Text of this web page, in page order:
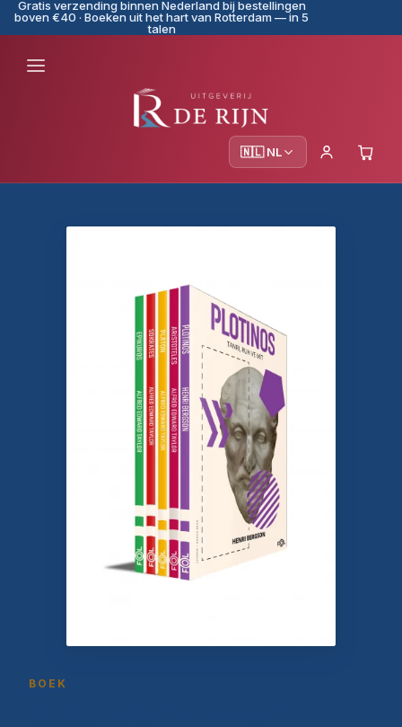
Gratis verzending binnen Nederland bij bestellingen
boven €40 · Boeken uit het hart van Rotterdam — in 5
talen
🇳🇱 NL
BOEK